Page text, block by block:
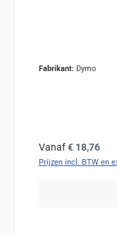
Fabrikant: Dymo
Normale prijs:
Vanaf€ 18,76
Prijzen incl. BTW en